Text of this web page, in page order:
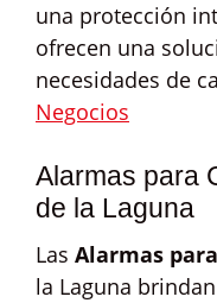
una protección
ofrecen una
necesidades de
Negocios
Alarmas para
de la Laguna
Las Alarmas
la Laguna